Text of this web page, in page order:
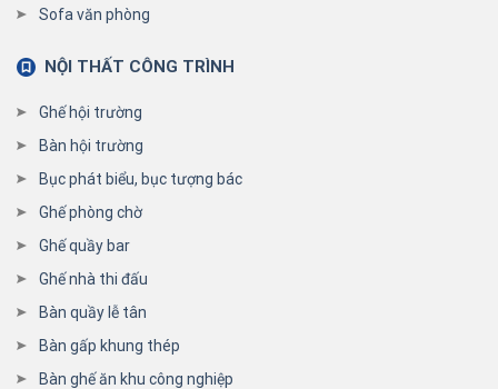
Sofa văn phòng
NỘI THẤT CÔNG TRÌNH
Ghế hội trường
Bàn hội trường
Bục phát biểu, bục tượng bác
Ghế phòng chờ
Ghế quầy bar
Ghế nhà thi đấu
Bàn quầy lễ tân
Bàn gấp khung thép
Bàn ghế ăn khu công nghiệp